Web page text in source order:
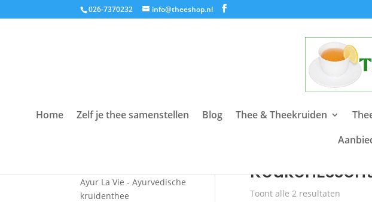
026-7370232 info@theeshop.nl
Home Zelf je thee samenstellen Blog Thee & Theekruiden
/ Producten getagged
Toont alle 2 resultaten
Ayur La Vie - Ayurvedische
kruidenthee